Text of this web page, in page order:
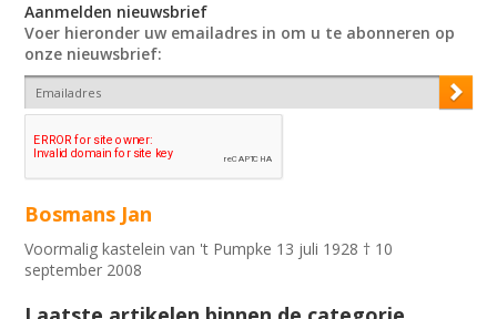
Aanmelden nieuwsbrief
Voer hieronder uw emailadres in om u te abonneren op
onze nieuwsbrief:
Bosmans Jan
Voormalig kastelein van 't Pumpke 13 juli 1928 † 10
september 2008